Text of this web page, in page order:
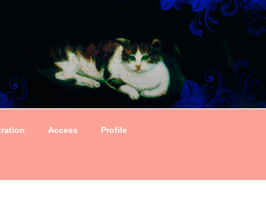
Access Profile